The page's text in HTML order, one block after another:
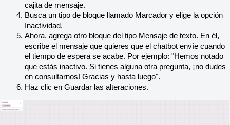
cajita de mensaje.
Busca un tipo de bloque llamado Marcador y elige la opción
Inactividad.
Ahora, agrega otro bloque del tipo Mensaje de texto. En él,
escribe el mensaje que quieres que el chatbot envíe cuando
el tiempo de espera se acabe. Por ejemplo: "Hemos notado
que estás inactivo. Si tienes alguna otra pregunta, ¡no dudes
en consultarnos! Gracias y hasta luego".
Haz clic en Guardar las alteraciones.